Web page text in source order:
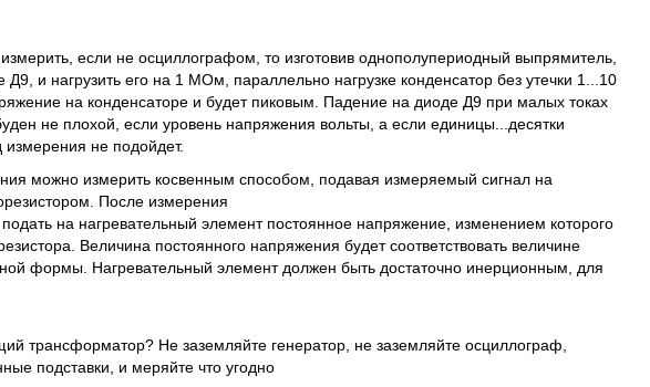
если не осциллографом, то изготовив однополупериодный выпрямитель,
и нагрузить его на 1 МОм, параллельно нагрузке конденсатор без утечки 1...10
на конденсаторе и будет пиковым. Падение на диоде Д9 при малых токах
не плохой, если уровень напряжения вольты, а если единицы...десятки
измерения не подойдет.
можно измерить косвенным способом, подавая измеряемый сигнал на
После измерения
на нагревательный элемент постоянное напряжение, изменением которого
Величина постоянного напряжения будет соответствовать величине
формы. Нагревательный элемент должен быть достаточно инерционным, для
трансформатор? Не заземляйте генератор, не заземляйте осциллограф,
подставки, и меряйте что угодно